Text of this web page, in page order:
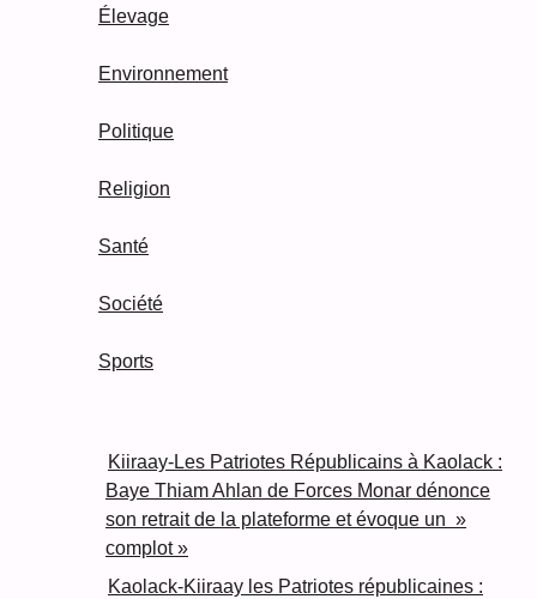
Élevage
Environnement
Politique
Religion
Santé
Société
Sports
Kiiraay-Les Patriotes Républicains à Kaolack :
Baye Thiam Ahlan de Forces Monar dénonce
son retrait de la plateforme et évoque un »
complot »
Kaolack-Kiiraay les Patriotes républicaines :